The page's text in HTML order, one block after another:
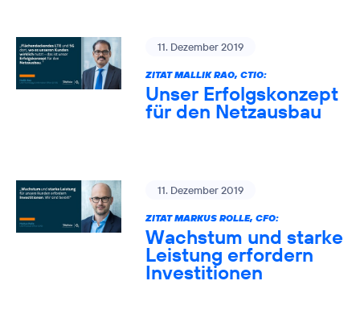
11. Dezember 2019
ZITAT MALLIK RAO, CTIO:
Unser Erfolgskonzept
für den Netzausbau
11. Dezember 2019
ZITAT MARKUS ROLLE, CFO:
Wachstum und starke
Leistung erfordern
Investitionen